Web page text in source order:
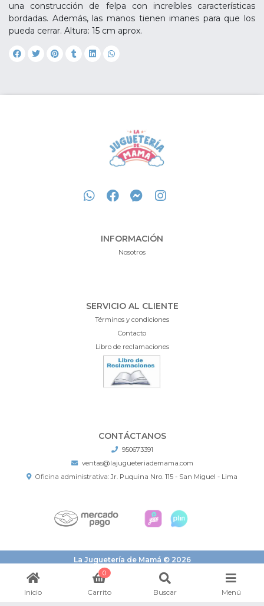
una construcción de felpa con increíbles características
bordadas. Además, las manos tienen imanes para que los
pueda cerrar. Altura: 15 cm aprox.
INFORMACIÓN
Nosotros
SERVICIO AL CLIENTE
Términos y condiciones
Contacto
Libro de reclamaciones
CONTÁCTANOS
950673391
ventas@lajugueteriademama.com
Oficina administrativa: Jr. Puquina Nro. 115 - San Miguel - Lima
La Juguetería de Mamá © 2026
¿Te gusta mi tienda? Yo vendo con
Inicio
0
Carrito Buscar Menú